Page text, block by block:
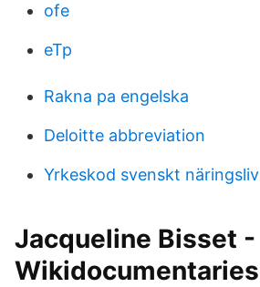
ofe
eTp
Rakna pa engelska
Deloitte abbreviation
Yrkeskod svenskt näringsliv
Jacqueline Bisset -
Wikidocumentaries